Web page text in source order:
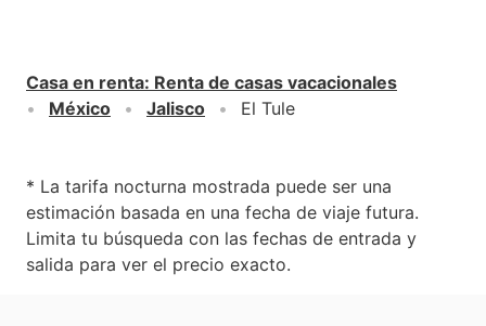
Casa en renta: Renta de casas vacacionales
México
Jalisco El Tule
* La tarifa nocturna mostrada puede ser una
estimación basada en una fecha de viaje futura.
Limita tu búsqueda con las fechas de entrada y
salida para ver el precio exacto.